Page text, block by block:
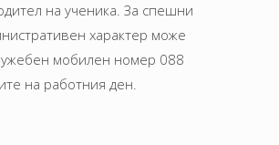
на ученика. За спешни
характер може
мобилен номер 088
на работния ден.